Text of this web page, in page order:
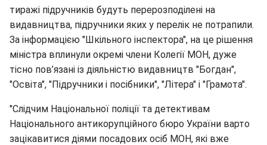
тиражі підручників будуть перерозподілені на
видавництва, підручники яких у перелік не потрапили.
За інформацією "Шкільного інспектора", на це рішення
міністра вплинули окремі члени Колегії МОН, дуже
тісно пов’язані із діяльністю видавництв "Богдан",
"Освіта", "Підручники і посібники", "Літера" і "Грамота".
"Слідчим Національної поліції та детективам
Національного антикорупційного бюро України варто
зацікавитися діями посадових осіб МОН, які вже